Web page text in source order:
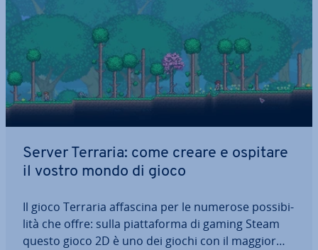
Server Terraria: come creare e ospitare
il vostro mondo di gioco
Il gioco Terraria affascina per le numerose pos­si­bi­
li­tà che offre: sulla piat­ta­for­ma di gaming Steam
questo gioco 2D è uno dei giochi con il maggior